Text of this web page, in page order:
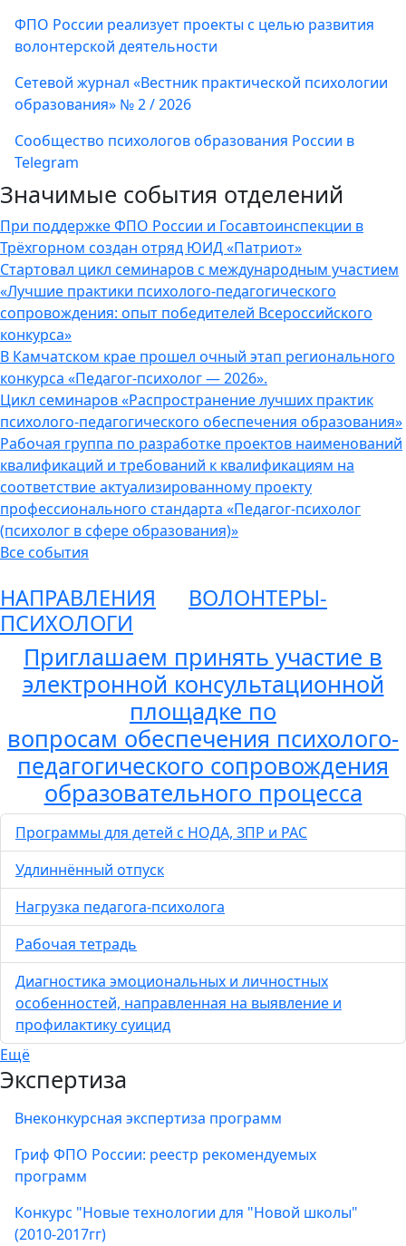
ФПО России реализует проекты с целью развития
волонтерской деятельности
Сетевой журнал «Вестник практической психологии
образования» № 2 / 2026
Сообщество психологов образования России в
Telegram
Значимые события отделений
При поддержке ФПО России и Госавтоинспекции в
Трёхгорном создан отряд ЮИД «Патриот»
Стартовал цикл семинаров с международным участием
«Лучшие практики психолого-педагогического
сопровождения: опыт победителей Всероссийского
конкурса»
В Камчатском крае прошел очный этап регионального
конкурса «Педагог-психолог — 2026».
Цикл семинаров «Распространение лучших практик
психолого-педагогического обеспечения образования»
Рабочая группа по разработке проектов наименований
квалификаций и требований к квалификациям на
соответствие актуализированному проекту
профессионального стандарта «Педагог-психолог
(психолог в сфере образования)»
Все события
НАПРАВЛЕНИЯ
ВОЛОНТЕРЫ-
ПСИХОЛОГИ
Приглашаем принять участие в
электронной консультационной
площадке по
вопросам обеспечения психолого-
педагогического сопровождения
образовательного процесса
Программы для детей с НОДА, ЗПР и РАС
Удлиннённый отпуск
Нагрузка педагога-психолога
Рабочая тетрадь
Диагностика эмоциональных и личностных
особенностей, направленная на выявление и
профилактику суицид
Ещё
Экспертиза
Внеконкурсная экспертиза программ
Гриф ФПО России: реестр рекомендуемых
программ
Конкурс "Новые технологии для "Новой школы"
(2010-2017гг)